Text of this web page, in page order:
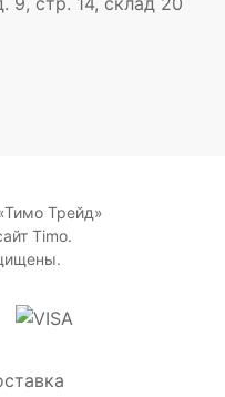
Трейд»
Timo.